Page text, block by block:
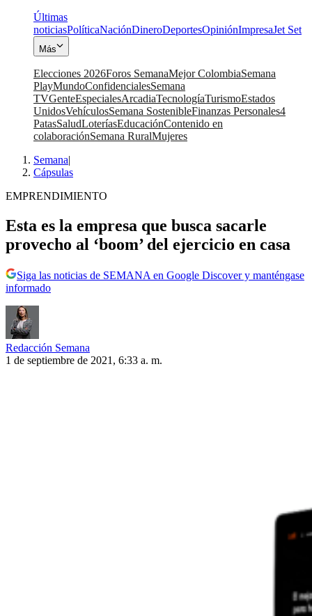
Últimas
noticiasPolíticaNaciónDineroDeportesOpiniónImpresaJet Set
Más
Elecciones 2026Foros SemanaMejor ColombiaSemana
PlayMundoConfidencialesSemana
TVGenteEspecialesArcadiaTecnologíaTurismoEstados
UnidosVehículosSemana SostenibleFinanzas Personales4
PatasSaludLoteríasEducaciónContenido en
colaboraciónSemana RuralMujeres
Semana|
Cápsulas
EMPRENDIMIENTO
Esta es la empresa que busca sacarle
provecho al ‘boom’ del ejercicio en casa
Siga las noticias de SEMANA en Google Discover y manténgase
informado
Redacción Semana
1 de septiembre de 2021, 6:33 a. m.